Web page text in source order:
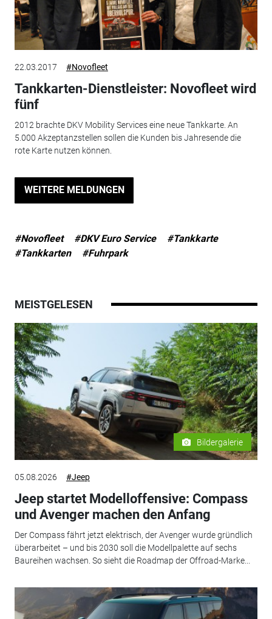
22.03.2017 #Novofleet
Tankkarten-Dienstleister: Novofleet wird
fünf
2012 brachte DKV Mobility Services eine neue Tankkarte. An
5.000 Akzeptanzstellen sollen die Kunden bis Jahresende die
rote Karte nutzen können.
WEITERE MELDUNGEN
#Novofleet #DKV Euro Service
#Tankkarte
#Tankkarten
#Fuhrpark
MEISTGELESEN
Bildergalerie
05.08.2026 #Jeep
Jeep startet Modelloffensive: Compass
und Avenger machen den Anfang
Der Compass fährt jetzt elektrisch, der Avenger wurde gründlich
überarbeitet – und bis 2030 soll die Modellpalette auf sechs
Baureihen wachsen. So sieht die Roadmap der Offroad-Marke...